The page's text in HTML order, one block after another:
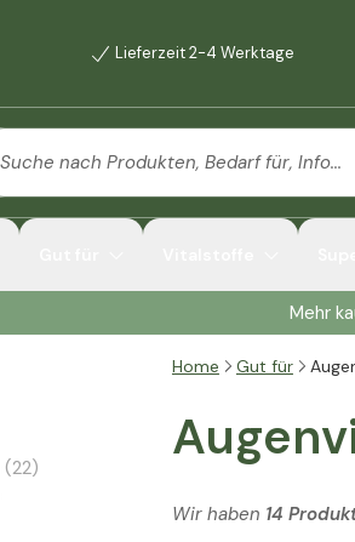
Lieferzeit 2-4 Werktage
Mehr
(22)
Home Gut für
Wir haben 14